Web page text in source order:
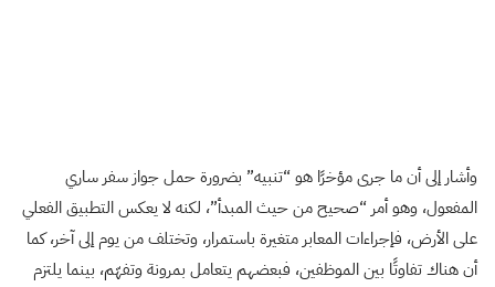
وأشار إلى أن ما جرى مؤخرًا هو “تنبيه” بضرورة حمل جواز سفر ساري
المفعول، وهو أمر “صحيح من حيث المبدأ”، لكنه لا يعكس التطبيق الفعلي
على الأرض، فإجراءات المعابر متغيرة باستمرار، وتختلف من يوم إلى آخر، كما
أن هناك تفاوتًا بين الموظفين، فبعضهم يتعامل بمرونة وتفهّم، بينما يلتزم